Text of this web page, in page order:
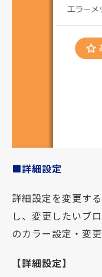
■詳細設定
詳細設定を変更す
し、変更したいブ
のカラー設定・変
【詳細設定】